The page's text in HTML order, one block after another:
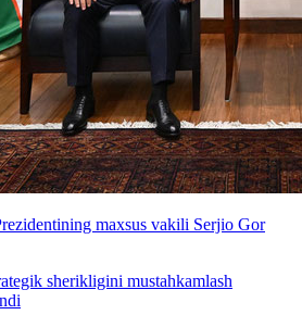
maxsus vakili Serjio Gor
sherikligini mustahkamlash